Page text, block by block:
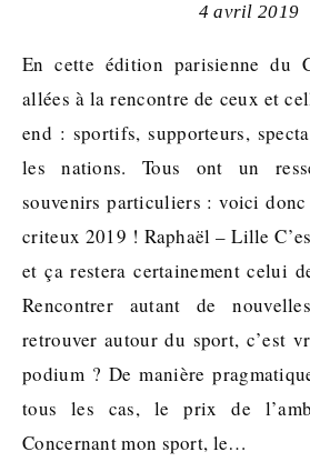
4 avril 2019
En cette édition parisienne du CRIT, nous sommes
allées à la rencontre de ceux et
end : sportifs, supporteurs,
les nations. Tous ont un
souvenirs particuliers : voici donc
criteux 2019 ! Raphaël – Lille
et ça restera certainement celui
Rencontrer autant de
retrouver autour du sport, c’est
podium ? De manière
tous les cas, le prix de
Concernant mon sport, le…